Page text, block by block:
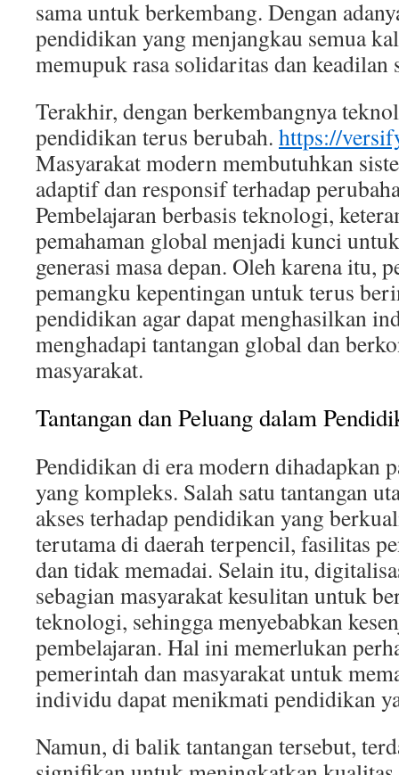
sama untuk berkembang. Dengan
pendidikan yang menjangkau semua
memupuk rasa solidaritas dan keadilan
Terakhir, dengan berkembangnya
pendidikan terus berubah. https://
Masyarakat modern membutuhkan
adaptif dan responsif terhadap
Pembelajaran berbasis teknologi,
pemahaman global menjadi kunci
generasi masa depan. Oleh karena itu,
pemangku kepentingan untuk terus
pendidikan agar dapat menghasilkan
menghadapi tantangan global dan
masyarakat.
Tantangan dan Peluang dalam
Pendidikan di era modern dihadapkan
yang kompleks. Salah satu tantangan
akses terhadap pendidikan yang
terutama di daerah terpencil, fasilitas
dan tidak memadai. Selain itu,
sebagian masyarakat kesulitan untuk
teknologi, sehingga menyebabkan
pembelajaran. Hal ini memerlukan
pemerintah dan masyarakat untuk
individu dapat menikmati pendidikan
Namun, di balik tantangan tersebut,